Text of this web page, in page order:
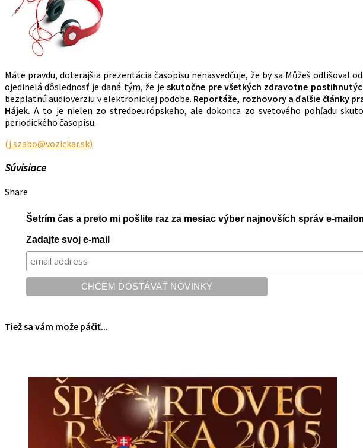
Máte pravdu, doterajšia prezentácia časopisu nenasvedčuje, že by sa Můžeš
ojedinelá dôslednosť je daná tým, že jeskutočne pre všetkých zdravotne
bezplatnú audioverziu v elektronickej podobe. Reportáže, rozhovory a ďalšie články
Hájek.A to je nielen zo stredoeurópskeho, ale dokonca zo svetového pohľadu
periodického časopisu.
(j.szabo@vozickar.sk)
Súvisiace
Share
Šetrím čas a preto mi pošlite raz za mesiac výber najnovších správ e-
Zadajte svoj e-mail
Tiež sa vám može páčiť...